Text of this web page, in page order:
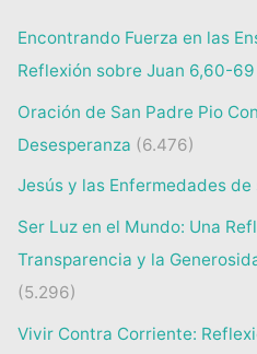
Encontrando Fuerza en las
Reflexión sobre Juan 6,60-69
Oración de San Padre Pio
Desesperanza (6.476)
Jesús y las Enfermedades de
Ser Luz en el Mundo: Una
Transparencia y la
(5.296)
Vivir Contra Corriente: